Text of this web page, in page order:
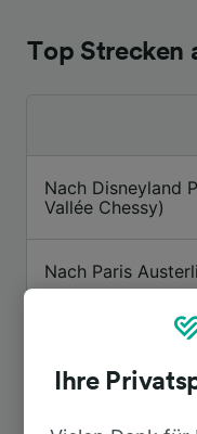
Top Strecken
Nach Disneyland
Vallée Chessy)
Nach Paris
Nach St-Pierre-
Ihre